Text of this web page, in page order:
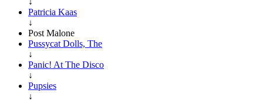
Patricia Kaas
↓
Post Malone
Pussycat Dolls, The
↓
Panic! At The Disco
↓
Pupsies
↓